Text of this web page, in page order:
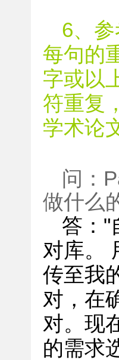
6、
每句的
字或以
符重复
学术论
问：
做什么
答："
对库。
传至我
对，在
对。现
的需求